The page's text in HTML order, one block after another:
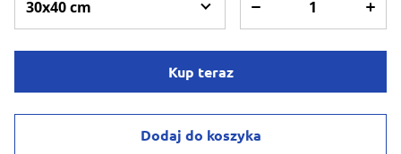
Kup teraz
Dodaj do koszyka